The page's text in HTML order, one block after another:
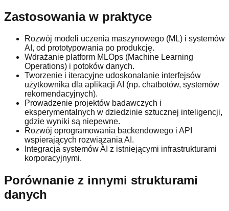
Zastosowania w praktyce
Rozwój modeli uczenia maszynowego (ML) i systemów
AI, od prototypowania po produkcję.
Wdrażanie platform MLOps (Machine Learning
Operations) i potoków danych.
Tworzenie i iteracyjne udoskonalanie interfejsów
użytkownika dla aplikacji AI (np. chatbotów, systemów
rekomendacyjnych).
Prowadzenie projektów badawczych i
eksperymentalnych w dziedzinie sztucznej inteligencji,
gdzie wyniki są niepewne.
Rozwój oprogramowania backendowego i API
wspierających rozwiązania AI.
Integracja systemów AI z istniejącymi infrastrukturami
korporacyjnymi.
Porównanie z innymi strukturami
danych